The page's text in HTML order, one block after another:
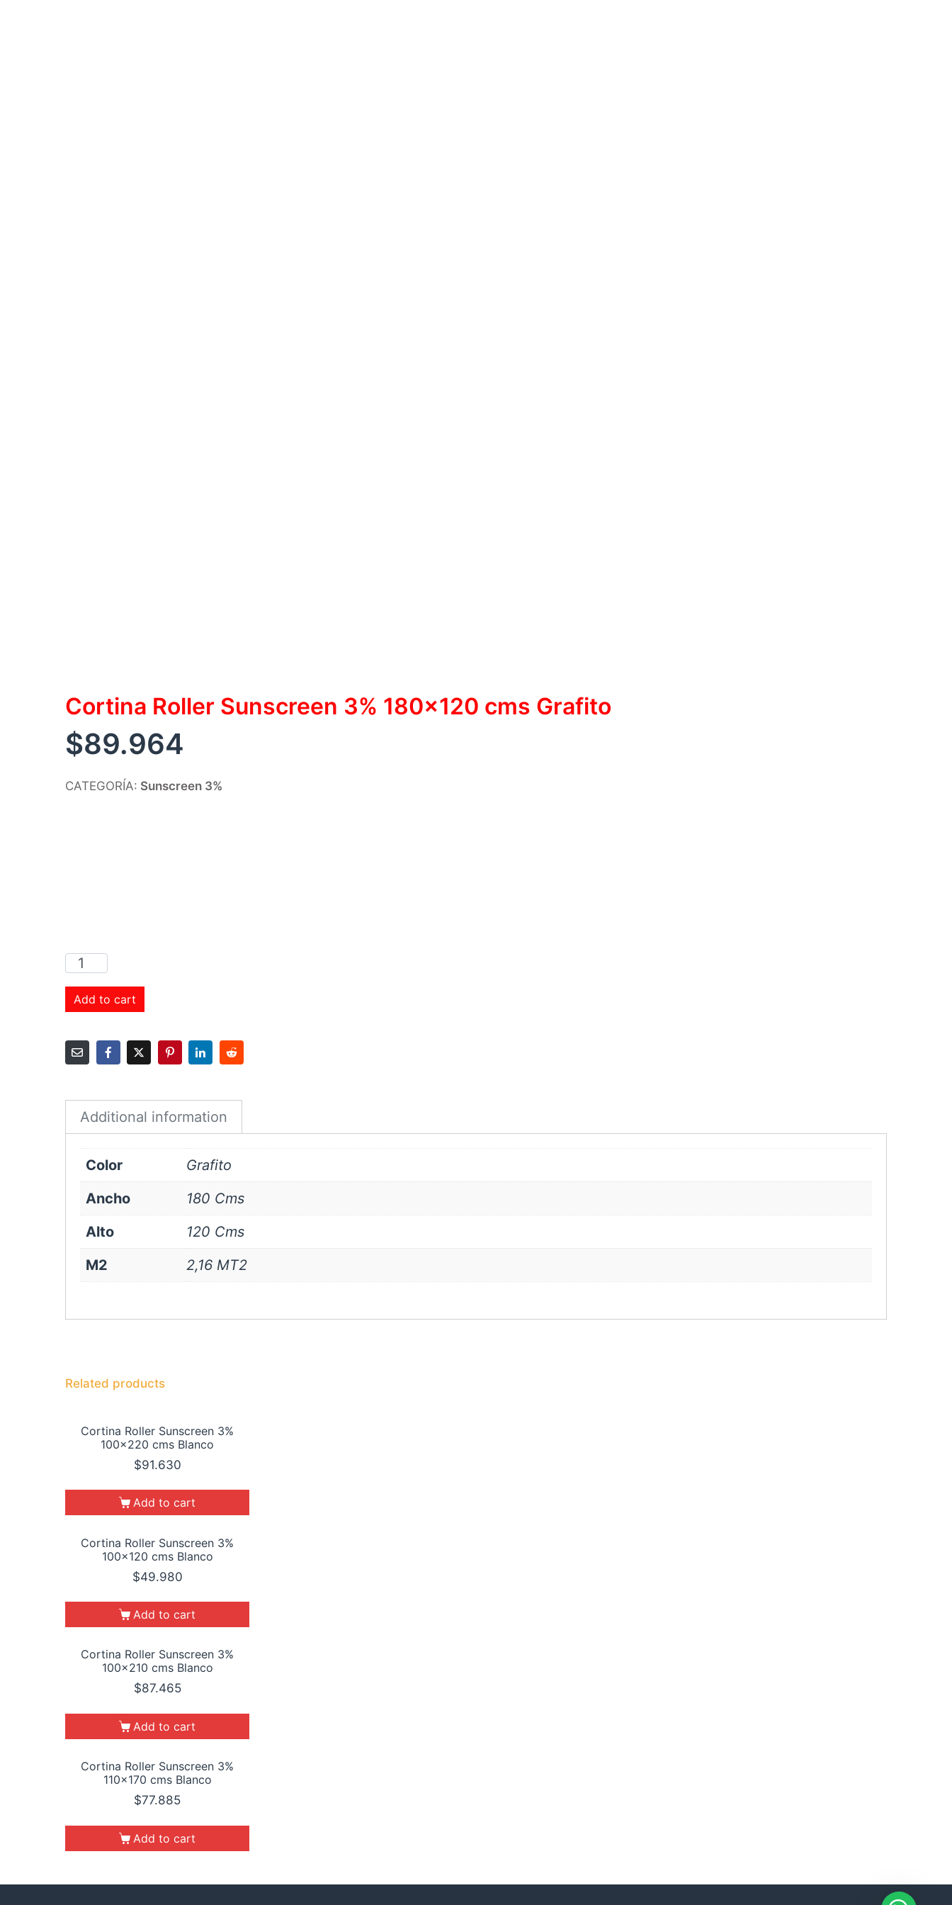
Cortina Roller Sunscreen 3% 180×120 cms Grafito
$89.964
CATEGORÍA: Sunscreen 3%
Cortina
Sunscreen
3%
cms
Add to cart
Additional information
Color
Grafito
Ancho
180 Cms
Alto
120 Cms
M2
2,16 MT2
Related products
Cortina Roller Sunscreen 3%
100×220 cms Blanco
$91.630
Add to cart
Cortina Roller Sunscreen 3%
100×120 cms Blanco
$49.980
Add to cart
Cortina Roller Sunscreen 3%
100×210 cms Blanco
$87.465
Add to cart
Cortina Roller Sunscreen 3%
110×170 cms Blanco
$77.885
Add to cart